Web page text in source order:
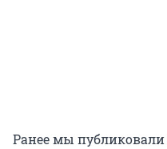
Ранее мы публиковали